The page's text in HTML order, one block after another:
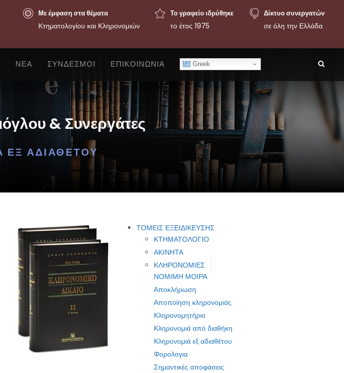
Με έμφαση στα θέματα
Κτηματολογίου και Κληρονομιών
Το γραφείο ιδρύθηκε
το έτος 1975
Δίκτυο συνεργατών
σε όλη την Ελλάδα
ΝΕΑ ΣΥΝΔΕΣΜΟΙ ΕΠΙΚΟΙΝΩΝΙΑ Greek
& Συνεργάτες
ΕΞ ΑΔΙΑΘΈΤΟΥ
ΤΟΜΕΙΣ ΕΞΕΙΔΙΚΕΥΣΗΣ
ΚΤΗΜΑΤΟΛΟΓΙΟ
ΑΚΙΝΗΤΑ
ΚΛΗΡΟΝΟΜΙΕΣ
ΝΟΜΙΜΗ ΜΟΙΡΑ
Αποκλήρωση
Αποποίηση κληρονομιάς
Κληρονομητήριο
Κληρονομιά από διαθήκη
Κληρονομιά εξ αδιαθέτου
Φορολογια
Σημαντικές αποφάσεις